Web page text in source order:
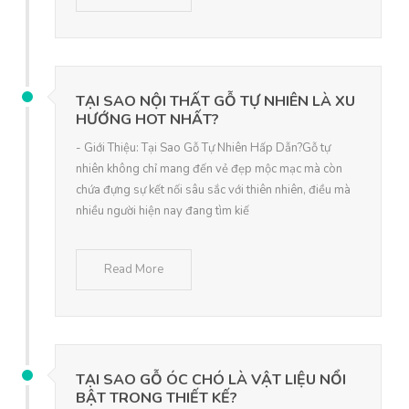
TẠI SAO NỘI THẤT GỖ TỰ NHIÊN LÀ XU
HƯỚNG HOT NHẤT?
- Giới Thiệu: Tại Sao Gỗ Tự Nhiên Hấp Dẫn?Gỗ tự
nhiên không chỉ mang đến vẻ đẹp mộc mạc mà còn
chứa đựng sự kết nối sâu sắc với thiên nhiên, điều mà
nhiều người hiện nay đang tìm kiế
Read More
TẠI SAO GỖ ÓC CHÓ LÀ VẬT LIỆU NỔI
BẬT TRONG THIẾT KẾ?